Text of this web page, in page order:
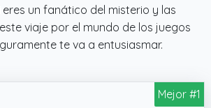
eres un fanático del misterio y las
viaje por el mundo de los juegos
te va a entusiasmar.
Mejor #1